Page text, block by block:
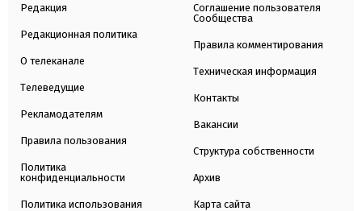
Редакция
Редакционная политика
О телеканале
Телеведущие
Рекламодателям
Правила пользования
Политика
конфиденциальности
Политика использования
Соглашение пользователя
Сообщества
Правила комментирования
Техническая информация
Контакты
Вакансии
Структура собственности
Архив
Карта сайта